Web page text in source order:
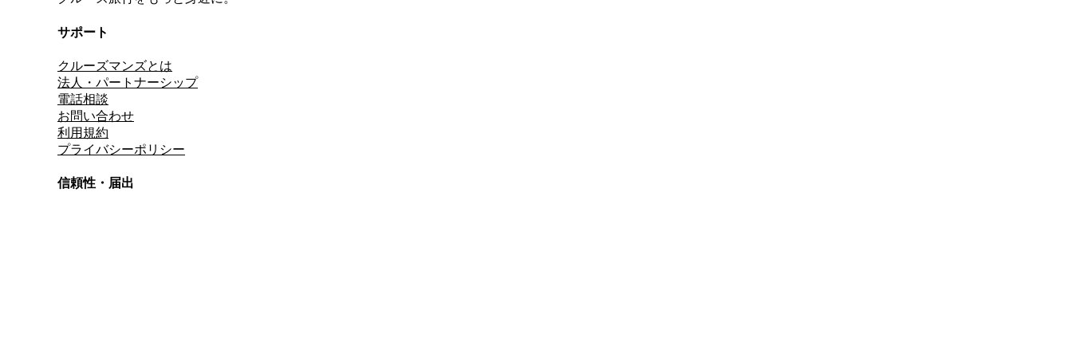
サポート
クルーズマンズとは
法人・パートナーシップ
電話相談
お問い合わせ
利用規約
プライバシーポリシー
信頼性・届出